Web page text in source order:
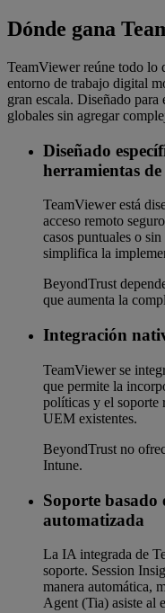
Dónde gana
TeamViewer reúne todo lo
entorno de trabajo digital
gran escala. Diseñado
globales sin agregar
Diseñado
herramientas de
TeamViewer está
acceso remoto
casos puntuales o
simplifica la
BeyondTrust
que aumenta la
Integración
TeamViewer se
que permite la
políticas y el soporte
UEM existentes.
BeyondTrust no
Intune.
Soporte
automatizada
La IA integrada de
soporte. Session
manera automática,
Agent (Tia) asiste al